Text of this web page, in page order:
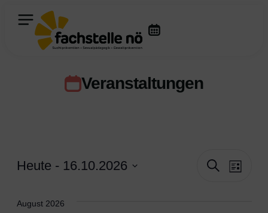
Veranstaltungen
Suche
Liste
Heute - 16.10.2026
August 2026